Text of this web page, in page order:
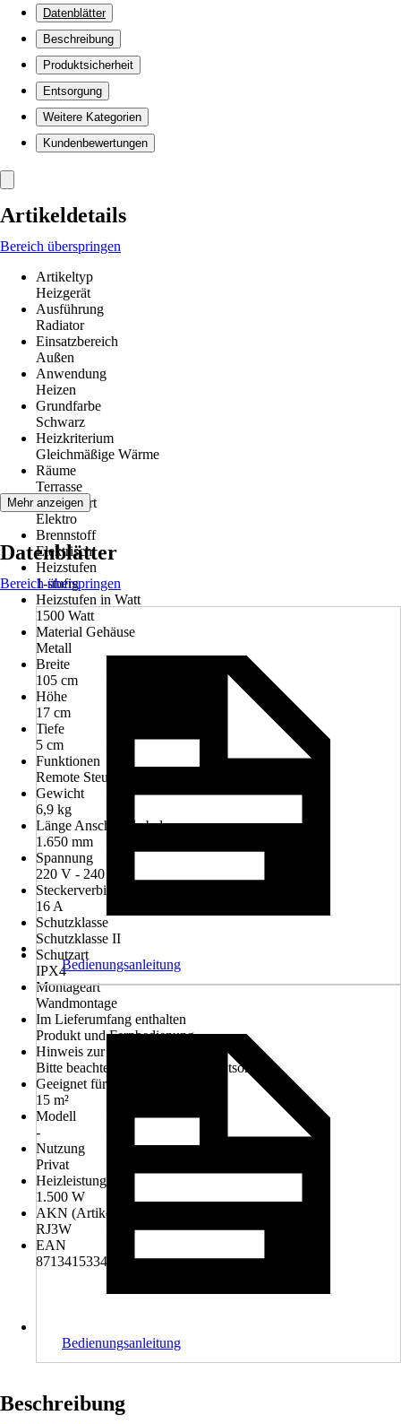
Datenblätter
Beschreibung
Produktsicherheit
Entsorgung
Weitere Kategorien
Kundenbewertungen
Artikeldetails
Bereich überspringen
Artikeltyp
Heizgerät
Ausführung
Radiator
Einsatzbereich
Außen
Anwendung
Heizen
Grundfarbe
Schwarz
Heizkriterium
Gleichmäßige Wärme
Räume
Terrasse
Betriebsart
Elektro
Brennstoff
Elektrisch
Heizstufen
1-stufig
Heizstufen in Watt
1500 Watt
Material Gehäuse
Metall
Breite
105 cm
Höhe
17 cm
Tiefe
5 cm
Funktionen
Remote Steuerung
Gewicht
6,9 kg
Länge Anschlusskabel
1.650 mm
Spannung
220 V - 240 V
Steckerverbindung für
16 A
Schutzklasse
Schutzklasse II
Schutzart
IPX4
Montageart
Wandmontage
Im Lieferumfang enthalten
Produkt und Fernbedienung
Hinweis zur Entsorgung
Bitte beachte die Hinweise zur Entsorgung
Geeignet für Räume bis zu
15 m²
Modell
-
Nutzung
Privat
Heizleistung
1.500 W
AKN (Artikelkurznummer)
RJ3W
EAN
8713415334999
Mehr anzeigen
Datenblätter
Bereich überspringen
Bedienungsanleitung
Bedienungsanleitung
Beschreibung